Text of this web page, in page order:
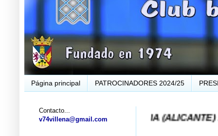
Página principal PATROCINADORES 2024/25
V-74 VILLENA (ALICANTE) ... V-74
Contacto...
v74villena@gmail.com